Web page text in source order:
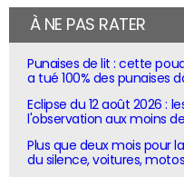
À NE PAS RATER
Punaises de lit : cette
a tué 100% des punaises
Eclipse du 12 août 2026 :
l'observation aux moins
Plus que deux mois pour
du silence, voitures,